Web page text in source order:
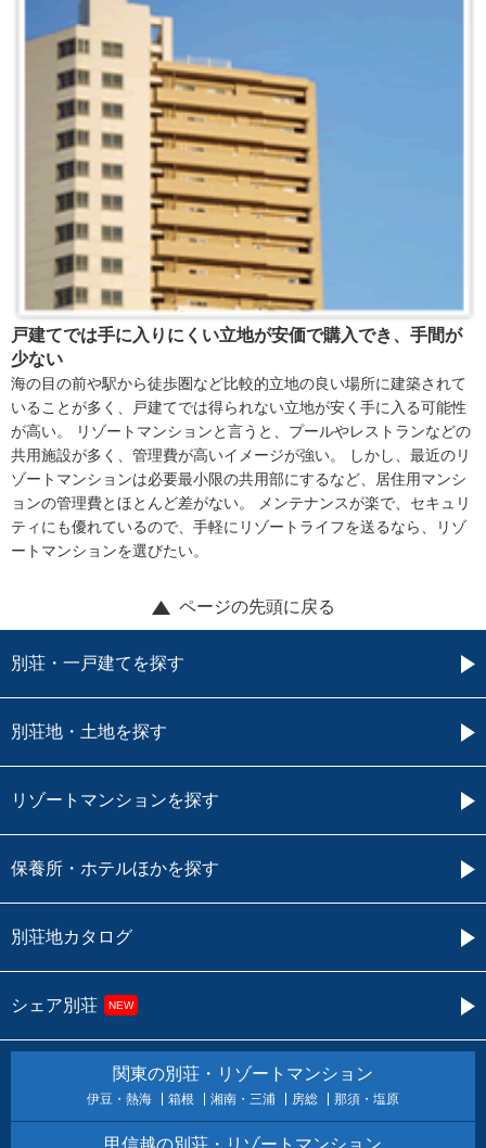
戸建てでは手に入りにくい立地が安価で購入でき、手間が
少ない
海の目の前や駅から徒歩圏など比較的立地の良い場所に建築されて
いることが多く、戸建てでは得られない立地が安く手に入る可能性
が高い。 リゾートマンションと言うと、プールやレストランなどの
共用施設が多く、管理費が高いイメージが強い。 しかし、最近のリ
ゾートマンションは必要最小限の共用部にするなど、居住用マンシ
ョンの管理費とほとんど差がない。 メンテナンスが楽で、セキュリ
ティにも優れているので、手軽にリゾートライフを送るなら、リゾ
ートマンションを選びたい。
ページの先頭に戻る
別荘・一戸建てを探す
別荘地・土地を探す
リゾートマンションを探す
保養所・ホテルほかを探す
別荘地カタログ
シェア別荘 NEW
関東の別荘・リゾートマンション
伊豆・熱海 箱根 湘南・三浦 房総 那須・塩原